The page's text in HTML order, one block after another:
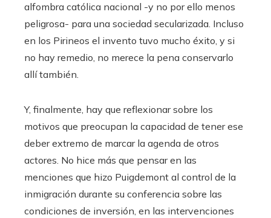
alfombra católica nacional -y no por ello menos
peligrosa- para una sociedad secularizada. Incluso
en los Pirineos el invento tuvo mucho éxito, y si
no hay remedio, no merece la pena conservarlo
allí también.
Y, finalmente, hay que reflexionar sobre los
motivos que preocupan la capacidad de tener ese
deber extremo de marcar la agenda de otros
actores. No hice más que pensar en las
menciones que hizo Puigdemont al control de la
inmigración durante su conferencia sobre las
condiciones de inversión, en las intervenciones